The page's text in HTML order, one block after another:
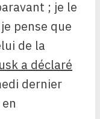
; je le
pense que
de la
a déclaré
dernier